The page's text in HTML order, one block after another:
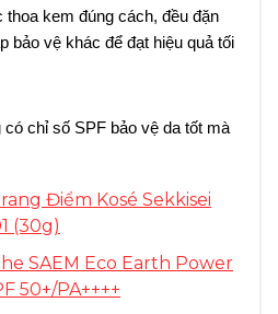
kem đúng cách, đều đặn
bảo vệ khác để đạt hiệu quả tối
chỉ số SPF bảo vệ da tốt mà
Điểm Kosé Sekkisei
(30g)
SAEM Eco Earth Power
50+/PA++++